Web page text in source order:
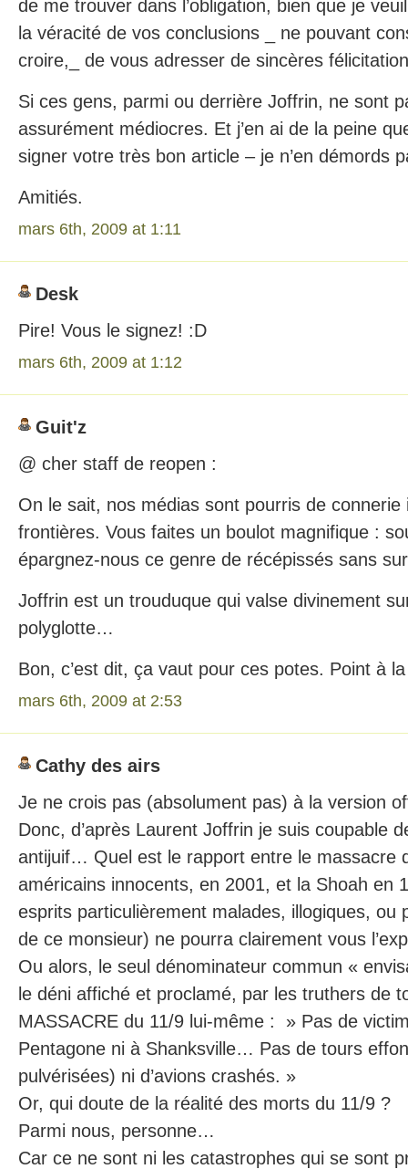
de me trouver dans l’obligation, bien que je
la véracité de vos conclusions _ ne pouvant
croire,_ de vous adresser de sincères
Si ces gens, parmi ou derrière Joffrin, ne sont
assurément médiocres. Et j’en ai de la peine
signer votre très bon article – je n’en démords
Amitiés.
mars 6th, 2009 at 1:11
Desk
Pire! Vous le signez! :D
mars 6th, 2009 at 1:12
Guit'z
@ cher staff de reopen :
On le sait, nos médias sont pourris de
frontières. Vous faites un boulot magnifique :
épargnez-nous ce genre de récépissés sans
Joffrin est un trouduque qui valse divinement
polyglotte…
Bon, c’est dit, ça vaut pour ces potes. Point à
mars 6th, 2009 at 2:53
Cathy des airs
Je ne crois pas (absolument pas) à la version
Donc, d’après Laurent Joffrin je suis coupable
antijuif… Quel est le rapport entre le massacre
américains innocents, en 2001, et la Shoah en
esprits particulièrement malades, illogiques, ou
de ce monsieur) ne pourra clairement vous
Ou alors, le seul dénominateur commun «
le déni affiché et proclamé, par les truthers de
MASSACRE du 11/9 lui-même : » Pas de
Pentagone ni à Shanksville… Pas de tours
pulvérisées) ni d’avions crashés. »
Or, qui doute de la réalité des morts du 11/9 ?
Parmi nous, personne…
Car ce ne sont ni les catastrophes qui se sont